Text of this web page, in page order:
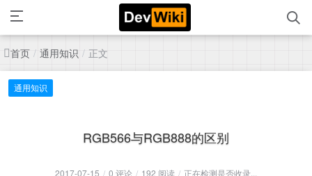
首页 / 通用知识 / 正文
通用知识
RGB566与RGB888的区别
2017-07-15 / 0 评论 / 192 阅读 / 正在检测是否收录...